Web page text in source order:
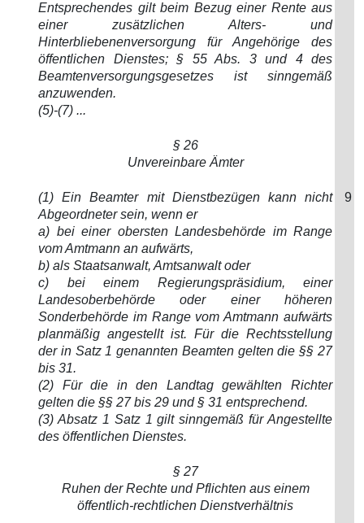
Entsprechendes gilt beim Bezug einer Rente aus
einer zusätzlichen Alters- und
Hinterbliebenenversorgung für Angehörige des
öffentlichen Dienstes; § 55 Abs. 3 und 4 des
Beamtenversorgungsgesetzes ist sinngemäß
anzuwenden.
(5)-(7) ...
§ 26
Unvereinbare Ämter
(1) Ein Beamter mit Dienstbezügen kann nicht
Abgeordneter sein, wenn er
a) bei einer obersten Landesbehörde im Range
vom Amtmann an aufwärts,
b) als Staatsanwalt, Amtsanwalt oder
c) bei einem Regierungspräsidium, einer
Landesoberbehörde oder einer höheren
Sonderbehörde im Range vom Amtmann aufwärts
planmäßig angestellt ist. Für die Rechtsstellung
der in Satz 1 genannten Beamten gelten die §§ 27
bis 31.
(2) Für die in den Landtag gewählten Richter
gelten die §§ 27 bis 29 und § 31 entsprechend.
(3) Absatz 1 Satz 1 gilt sinngemäß für Angestellte
des öffentlichen Dienstes.
9
§ 27
Ruhen der Rechte und Pflichten aus einem
öffentlich-rechtlichen Dienstverhältnis